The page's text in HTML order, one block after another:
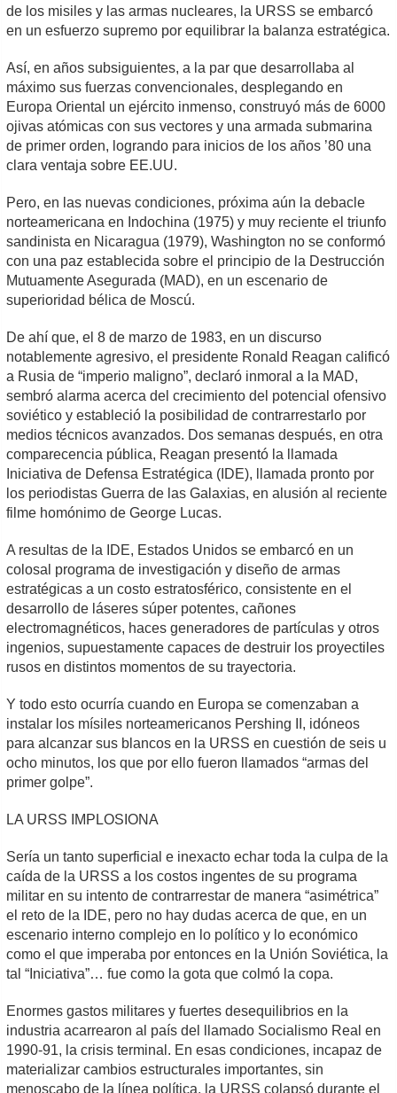
de los misiles y las armas nucleares, la URSS se embarcó
en un esfuerzo supremo por equilibrar la balanza estratégica.
Así, en años subsiguientes, a la par que desarrollaba al
máximo sus fuerzas convencionales, desplegando en
Europa Oriental un ejército inmenso, construyó más de 6000
ojivas atómicas con sus vectores y una armada submarina
de primer orden, logrando para inicios de los años ’80 una
clara ventaja sobre EE.UU.
Pero, en las nuevas condiciones, próxima aún la debacle
norteamericana en Indochina (1975) y muy reciente el triunfo
sandinista en Nicaragua (1979), Washington no se conformó
con una paz establecida sobre el principio de la Destrucción
Mutuamente Asegurada (MAD), en un escenario de
superioridad bélica de Moscú.
De ahí que, el 8 de marzo de 1983, en un discurso
notablemente agresivo, el presidente Ronald Reagan calificó
a Rusia de “imperio maligno”, declaró inmoral a la MAD,
sembró alarma acerca del crecimiento del potencial ofensivo
soviético y estableció la posibilidad de contrarrestarlo por
medios técnicos avanzados. Dos semanas después, en otra
comparecencia pública, Reagan presentó la llamada
Iniciativa de Defensa Estratégica (IDE), llamada pronto por
los periodistas Guerra de las Galaxias, en alusión al reciente
filme homónimo de George Lucas.
A resultas de la IDE, Estados Unidos se embarcó en un
colosal programa de investigación y diseño de armas
estratégicas a un costo estratosférico, consistente en el
desarrollo de láseres súper potentes, cañones
electromagnéticos, haces generadores de partículas y otros
ingenios, supuestamente capaces de destruir los proyectiles
rusos en distintos momentos de su trayectoria.
Y todo esto ocurría cuando en Europa se comenzaban a
instalar los mísiles norteamericanos Pershing II, idóneos
para alcanzar sus blancos en la URSS en cuestión de seis u
ocho minutos, los que por ello fueron llamados “armas del
primer golpe”.
LA URSS IMPLOSIONA
Sería un tanto superficial e inexacto echar toda la culpa de la
caída de la URSS a los costos ingentes de su programa
militar en su intento de contrarrestar de manera “asimétrica”
el reto de la IDE, pero no hay dudas acerca de que, en un
escenario interno complejo en lo político y lo económico
como el que imperaba por entonces en la Unión Soviética, la
tal “Iniciativa”… fue como la gota que colmó la copa.
Enormes gastos militares y fuertes desequilibrios en la
industria acarrearon al país del llamado Socialismo Real en
1990-91, la crisis terminal. En esas condiciones, incapaz de
materializar cambios estructurales importantes, sin
menoscabo de la línea política, la URSS colapsó durante el